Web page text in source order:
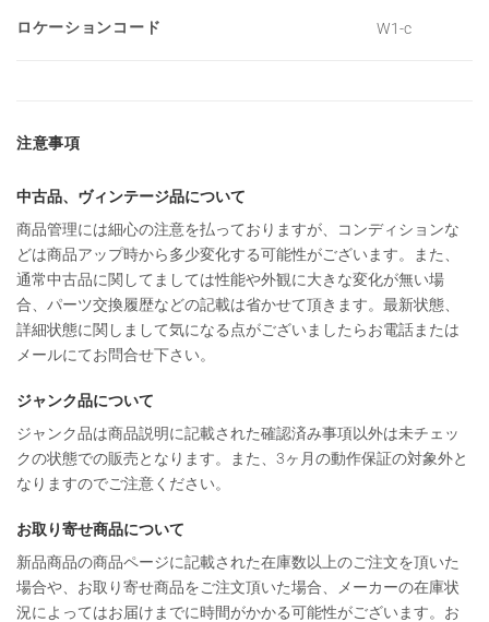
ロケーションコード W1-c
注意事項
中古品、ヴィンテージ品について
商品管理には細心の注意を払っておりますが、コンディションな
どは商品アップ時から多少変化する可能性がございます。また、
通常中古品に関してましては性能や外観に大きな変化が無い場
合、パーツ交換履歴などの記載は省かせて頂きます。最新状態、
詳細状態に関しまして気になる点がございましたらお電話または
メールにてお問合せ下さい。
ジャンク品について
ジャンク品は商品説明に記載された確認済み事項以外は未チェッ
クの状態での販売となります。また、3ヶ月の動作保証の対象外と
なりますのでご注意ください。
お取り寄せ商品について
新品商品の商品ページに記載された在庫数以上のご注文を頂いた
場合や、お取り寄せ商品をご注文頂いた場合、メーカーの在庫状
況によってはお届けまでに時間がかかる可能性がございます。お